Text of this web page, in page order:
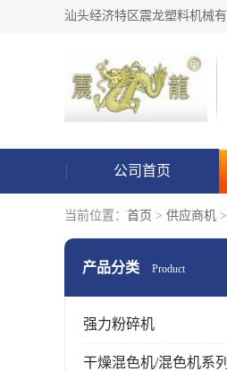
公司首页
当前位置： 首页 > 供应商机 >
产品分类 Product
强力粉碎机
干燥混色机/混色机系列